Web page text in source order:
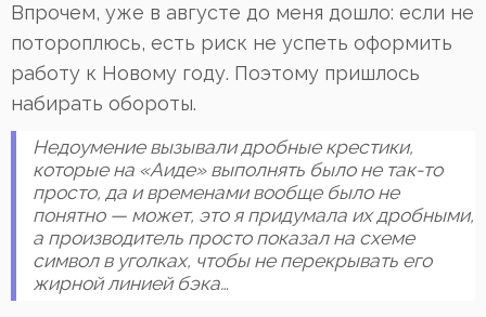
Впрочем, уже в августе до меня дошло: если не
потороплюсь, есть риск не успеть оформить
работу к Новому году. Поэтому пришлось
набирать обороты.
Недоумение вызывали дробные крестики,
которые на «Аиде» выполнять было не так-то
просто, да и временами вообще было не
понятно — может, это я придумала их дробными,
а производитель просто показал на схеме
символ в уголках, чтобы не перекрывать его
жирной линией бэка…